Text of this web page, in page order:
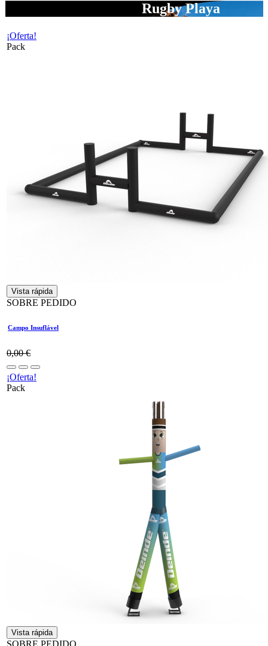
Rugby Playa
¡Oferta!
Pack
Vista rápida
SOBRE PEDIDO
Campo Insuflável
0,00€
¡Oferta!
Pack
Vista rápida
SOBRE PEDIDO